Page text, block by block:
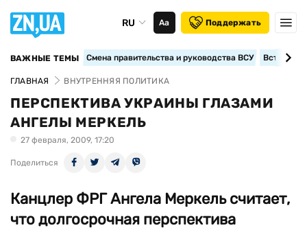
RU Аа Поддержать
ВАЖНЫЕ ТЕМЫ Смена правительства и руководства ВСУ
ГЛАВНАЯ ВНУТРЕННЯЯ ПОЛИТИКА
ПЕРСПЕКТИВА УКРАИНЫ ГЛАЗАМИ
АНГЕЛЫ МЕРКЕЛЬ
27 февраля, 2009, 17:20
Поделиться
Канцлер ФРГ Ангела Меркель считает,
что долгосрочная перспектива